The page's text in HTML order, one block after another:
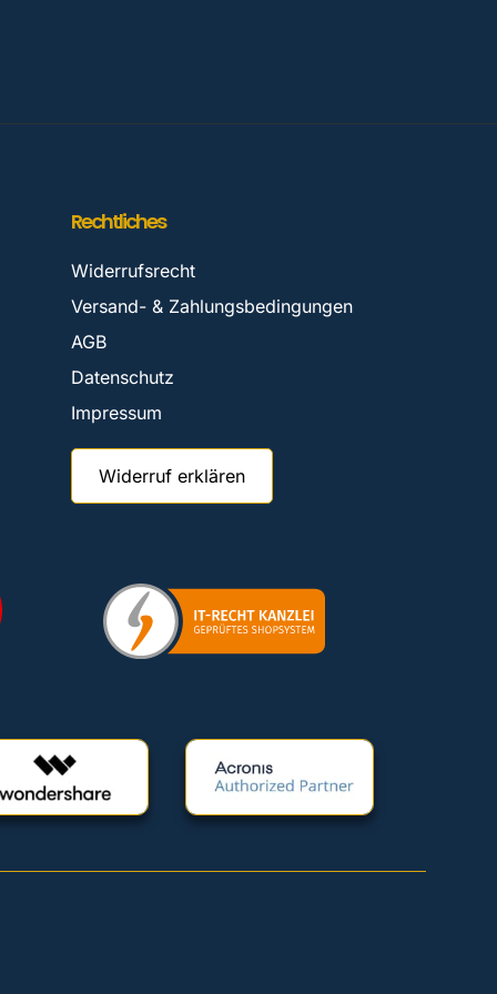
Rechtliches
Widerrufsrecht
Versand- & Zahlungsbedingungen
AGB
Datenschutz
Impressum
Widerruf erklären